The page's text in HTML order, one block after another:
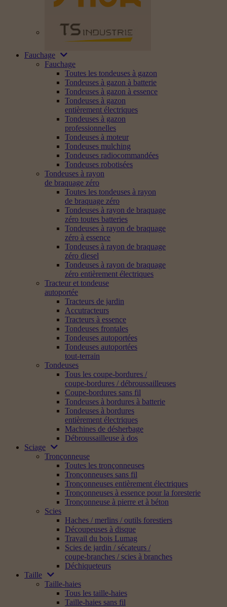
Fauchage
Fauchage
Toutes les tondeuses à gazon
Tondeuses à gazon à batterie
Tondeuses à gazon à essence
Tondeuses à gazon
entièrement électriques
Tondeuses à gazon
professionnelles
Tondeuses à moteur
Tondeuses mulching
Tondeuses radiocommandées
Tondeuses robotisées
Tondeuses à rayon
de braquage zéro
Toutes les tondeuses à rayon
de braquage zéro
Tondeuses à rayon de braquage
zéro toutes batteries
Tondeuses à rayon de braquage
zéro à essence
Tondeuses à rayon de braquage
zéro diesel
Tondeuses à rayon de braquage
zéro entièrement électriques
Tracteur et tondeuse
autoportée
Tracteurs de jardin
Accutracteurs
Tracteurs à essence
Tondeuses frontales
Tondeuses autoportées
Tondeuses autoportées
tout-terrain
Tondeuses
Tous les coupe-bordures /
coupe-bordures / débroussailleuses
Coupe-bordures sans fil
Tondeuses à bordures à batterie
Tondeuses à bordures
entièrement électriques
Machines de désherbage
Débroussailleuse à dos
Sciage
Tronçonneuse
Toutes les tronçonneuses
Tronçonneuses sans fil
Tronçonneuses entièrement électriques
Tronçonneuses à essence pour la foresterie
Tronçonneuse à pierre et à béton
Scies
Haches / merlins / outils forestiers
Découpeuses à disque
Travail du bois Lumag
Scies de jardin / sécateurs /
coupe-branches / scies à branches
Déchiqueteurs
Taille
Taille-haies
Tous les taille-haies
Taille-haies sans fil